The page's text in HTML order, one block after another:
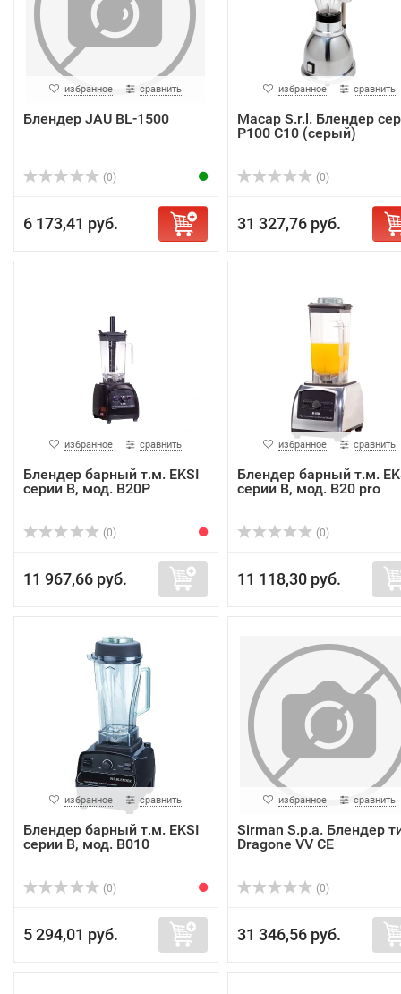
избранное сравнить
Блендер JAU BL-1500
(0)
6 173,41 руб.
избранное сравнить
Macap S.r.l. Блендер
P100 C10 (серый)
(0)
31 327,76 руб.
избранное сравнить
Блендер барный т.м. EKSI
серии B, мод. B20P
(0)
11 967,66 руб.
избранное сравнить
Блендер барный т.м.
серии B, мод. B20 pro
(0)
11 118,30 руб.
избранное сравнить
Блендер барный т.м. EKSI
серии B, мод. B010
(0)
5 294,01 руб.
избранное сравнить
Sirman S.p.a. Блендер
Dragone VV CE
(0)
31 346,56 руб.